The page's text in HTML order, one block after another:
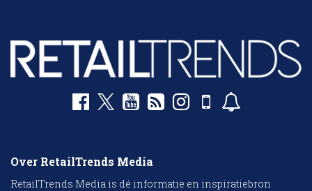
Over RetailTrends Media
RetailTrends Media is dé informatie en inspiratiebron